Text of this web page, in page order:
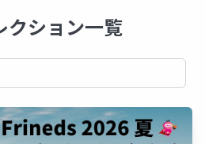
クション一覧